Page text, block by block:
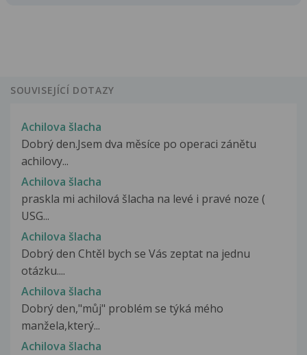
SOUVISEJÍCÍ DOTAZY
Achilova šlacha
Dobrý den.Jsem dva měsíce po operaci zánětu
achilovy...
Achilova šlacha
praskla mi achilová šlacha na levé i pravé noze (
USG...
Achilova šlacha
Dobrý den Chtěl bych se Vás zeptat na jednu
otázku....
Achilova šlacha
Dobrý den,"můj" problém se týká mého
manžela,který...
Achilova šlacha